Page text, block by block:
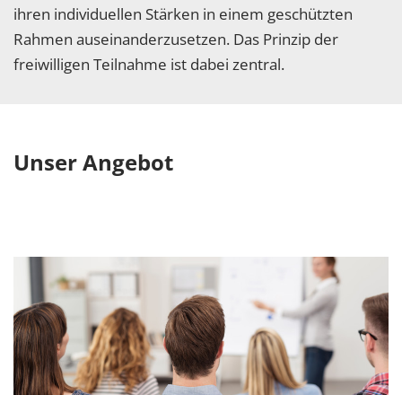
ihren individuellen Stärken in einem geschützten
Rahmen auseinanderzusetzen. Das Prinzip der
freiwilligen Teilnahme ist dabei zentral.
Unser Angebot